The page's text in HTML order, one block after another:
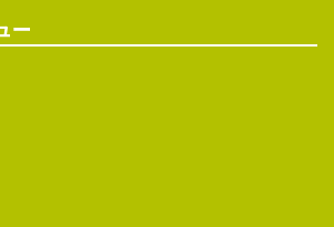
内容
まし
工事エ
ー